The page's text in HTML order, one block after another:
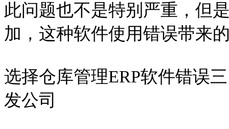
此问题也不是特别严重，但
加，这种软件使用错误带来
选择仓库管理ERP软件错误
发公司